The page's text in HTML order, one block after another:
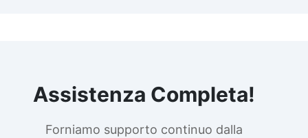
Assistenza Completa!
Forniamo supporto continuo dalla